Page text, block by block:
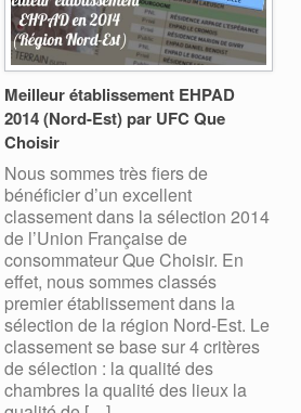
Meilleur établissement EHPAD
2014 (Nord-Est) par UFC Que
Choisir
Nous sommes très fiers de
bénéficier d’un excellent
classement dans la sélection 2014
de l’Union Française de
consommateur Que Choisir. En
effet, nous sommes classés
premier établissement dans la
sélection de la région Nord-Est. Le
classement se base sur 4 critères
de sélection : la qualité des
chambres la qualité des lieux la